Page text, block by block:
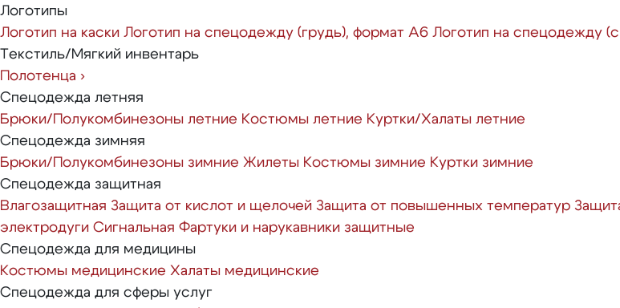
Логотипы
Логотип на каски Логотип на спецодежду (грудь), формат А6 Логотип на спецодежду
Текстиль/Мягкий инвентарь
Полотенца ›
Спецодежда летняя
Брюки/Полукомбинезоны летние Костюмы летние Куртки/Халаты летние
Спецодежда зимняя
Брюки/Полукомбинезоны зимние Жилеты Костюмы зимние Куртки зимние
Спецодежда защитная
Влагозащитная Защита от кислот и щелочей Защита от повышенных температур
электродуги Сигнальная Фартуки и нарукавники защитные
Спецодежда для медицины
Костюмы медицинские Халаты медицинские
Спецодежда для сферы услуг